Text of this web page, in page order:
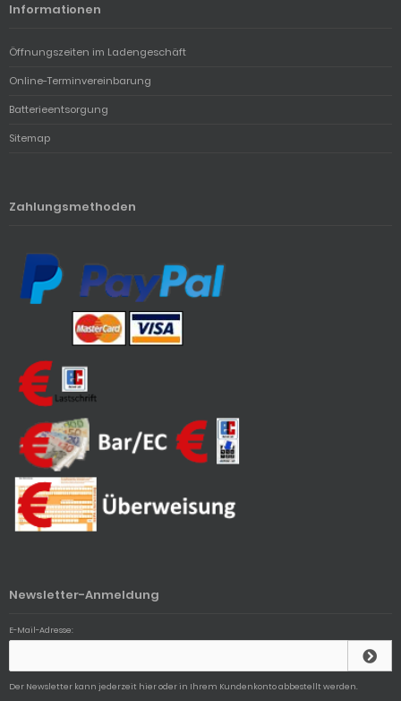
Informationen
Öffnungszeiten im Ladengeschäft
Online-Terminvereinbarung
Batterieentsorgung
Sitemap
Zahlungsmethoden
Newsletter-Anmeldung
E-Mail-Adresse:
Der Newsletter kann jederzeit hier oder in Ihrem Kundenkonto abbestellt werden.